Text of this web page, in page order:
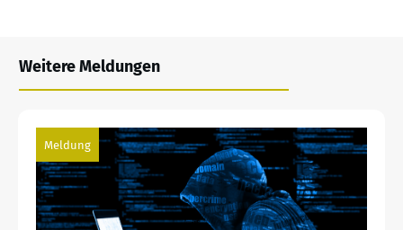
Weitere Meldungen
Meldung